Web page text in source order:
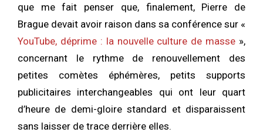
que me fait penser que, finalement, Pierre de
Brague devait avoir raison dans sa conférence sur «
YouTube, déprime : la nouvelle culture de masse »,
concernant le rythme de renouvellement des
petites comètes éphémères, petits supports
publicitaires interchangeables qui ont leur quart
d’heure de demi-gloire standard et disparaissent
sans laisser de trace derrière elles.